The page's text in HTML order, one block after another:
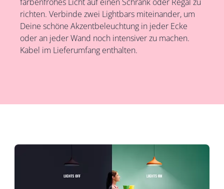
farbenfrohes Licht auf einen Schrank oder Regal zu
richten. Verbinde zwei Lightbars miteinander, um
Deine schöne Akzentbeleuchtung in jeder Ecke
oder an jeder Wand noch intensiver zu machen.
Kabel im Lieferumfang enthalten.